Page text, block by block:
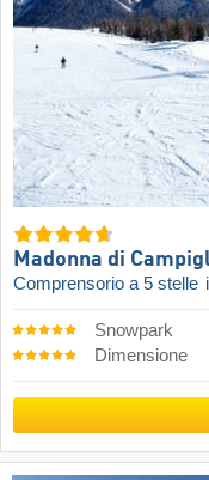
Madonna di
Comprensorio a 5 stelle
Snowpark
Dimensione